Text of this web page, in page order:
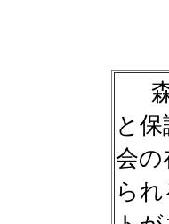
と
会
ら